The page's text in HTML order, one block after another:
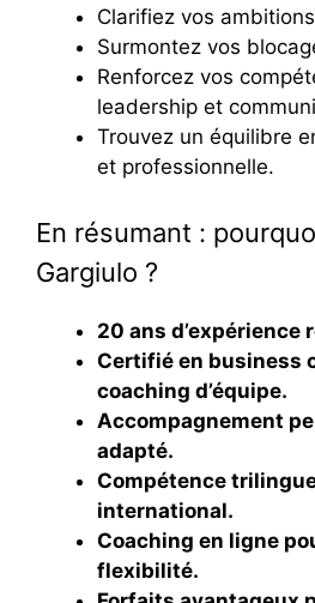
Clarifiez vos
Surmontez vos
Renforcez vos
leadership et
Trouvez un équilibre
et professionnelle.
En résumant :
Gargiulo ?
20 ans d’expérience
Certifié en business
coaching d’équipe.
Accompagnement
adapté.
Compétence
international.
Coaching en ligne
flexibilité.